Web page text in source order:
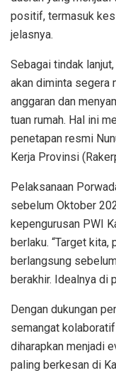
positif, termasuk
jelasnya.
Sebagai tindak
akan diminta segera
anggaran dan
tuan rumah. Hal ini
penetapan resmi
Kerja Provinsi
Pelaksanaan
sebelum Oktober
kepengurusan PWI
berlaku. “Target
berlangsung
berakhir. Idealnya di
Dengan dukungan
semangat
diharapkan menjadi
paling berkesan di